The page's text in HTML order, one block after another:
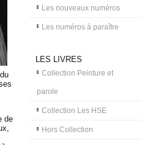
de
Les nouveaux numéros
Les numéros à paraître
LES LIVRES
Collection Peinture et
parole
Collection Les HSE
Hors Collection